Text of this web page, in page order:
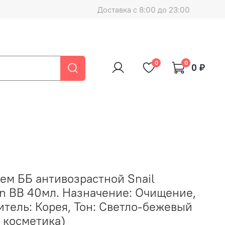
Доставка с 8:00 до 23:00
0 0 0 ₽
ББ антивозрастной Snail
BB 40мл. Назначение: Очищение,
Корея, Тон: Светло-бежевый